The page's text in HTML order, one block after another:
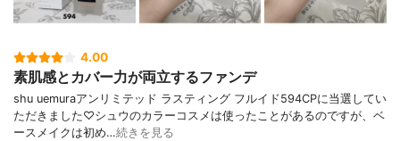
4.00
素肌感とカバー力が両立するファンデ
shu uemuraアンリミテッド ラスティング フルイド594CPに当選してい
ただきました♡シュウのカラーコスメは使ったことがあるのですが、ベ
ースメイクは初め…続きを見る